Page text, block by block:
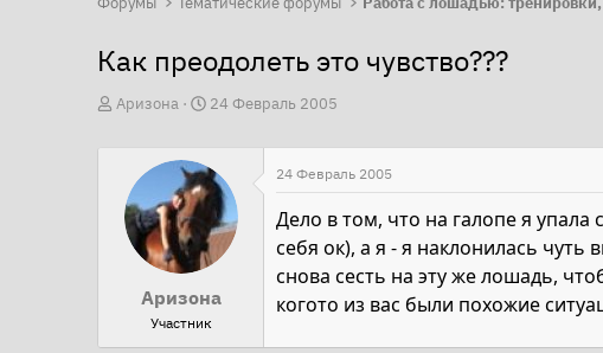
Как преодолеть это чувство???
А
Аризона
Д
а
н
а
ч
а
л
24 Февраль 2005
Аризона
Участник
24 Февраль 2005
Дело в том, что на галопе я
себя ок), а я - я наклонилась чуть
снова сесть на эту же лошадь,
когото из вас были похожие